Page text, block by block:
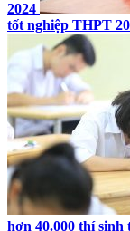
2024
tốt nghiệp THPT
hơn 40.000 thí